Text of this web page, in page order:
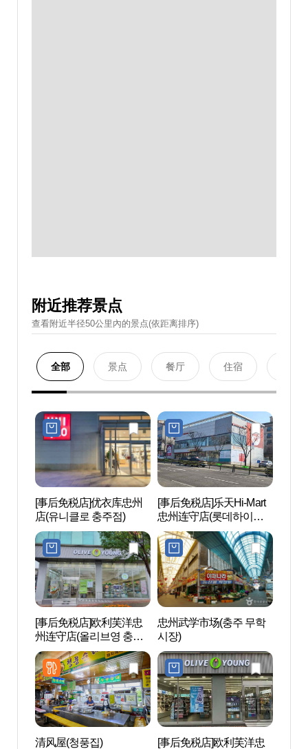
附近推荐景点
查看附近半径50公里內的景点(依距离排序)
全部 景点 餐厅 住宿
[事后免税店]优衣库忠州
店(유니클로 충주점)
[事后免税店]乐天Hi-Mart
忠州连守店(롯데하이마
트 충주연수점)
[事后免税店]欧利芙洋忠
州连守店(올리브영 충주
연수점)
忠州武学市场(충주 무학
시장)
清风屋(청풍집)
[事后免税店]欧利芙洋忠